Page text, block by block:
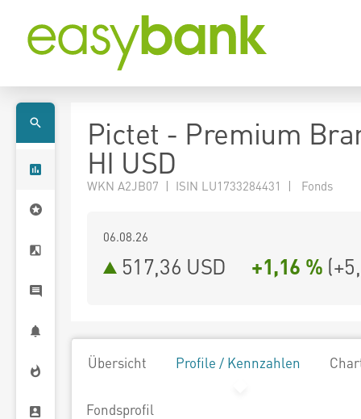
Pictet - Premium
HI USD
WKN A2JB07 | ISIN LU1733284431 | Fonds
06.08.26
517,36 USD +1,16 % (
Übersicht Profile / Kennzahlen
Fondsprofil